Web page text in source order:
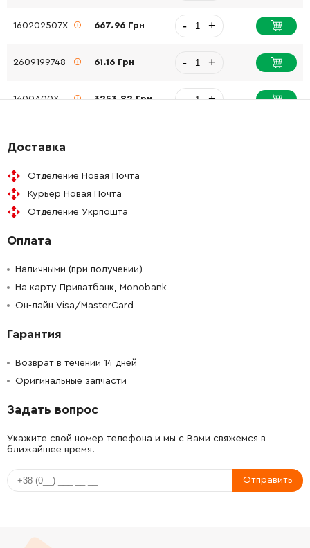
160202507X 667.96 Грн - +
2609199748 61.16 Грн - +
1600A00XG0 3253.82 Грн - +
2607337069 6402.67 Грн
2607225931 4765.16 Грн
2601115537
2609111584 106.18 Грн
Доставка
Отделение Новая Почта
Курьер Новая Почта
Отделение Укрпошта
Оплата
Наличными (при получении)
На карту Приватбанк, Monobank
Он-лайн Visa/MasterCard
Гарантия
Возврат в течении 14 дней
Оригинальные запчасти
Задать вопрос
Укажите свой номер телефона и мы с Вами свяжемся в
ближайшее время.
Отправить